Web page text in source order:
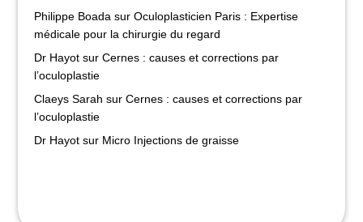
Philippe Boada surOculoplasticien Paris : Expertise
médicale pour la chirurgie du regard
Dr Hayot surCernes : causes et corrections par
l’oculoplastie
Claeys Sarah surCernes : causes et corrections par
l’oculoplastie
Dr Hayot sur Micro Injections de graisse